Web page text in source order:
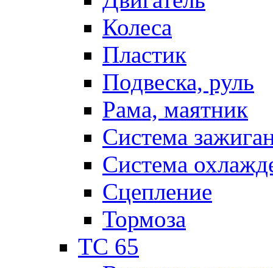
Колеса
Пластик
Подвеска, руль
Рама, маятник
Система
Система
Сцепление
Тормоза
TC 65